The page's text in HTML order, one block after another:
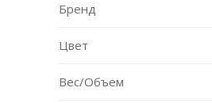
Бренд
Цвет
Вес/Объем